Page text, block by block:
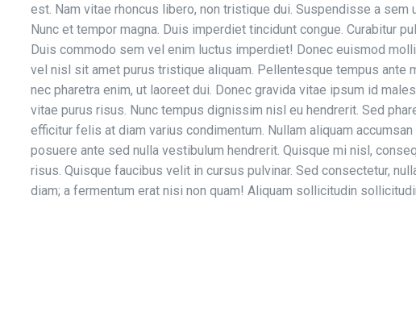
est. Nam vitae rhoncus libero, non tristique dui. Suspendisse a
Nunc et tempor magna. Duis imperdiet tincidunt congue. Curabitur
Duis commodo sem vel enim luctus imperdiet! Donec euismod
vel nisl sit amet purus tristique aliquam. Pellentesque tempus ante
nec pharetra enim, ut laoreet dui. Donec gravida vitae ipsum id
vitae purus risus. Nunc tempus dignissim nisl eu hendrerit. Sed
efficitur felis at diam varius condimentum. Nullam aliquam
posuere ante sed nulla vestibulum hendrerit. Quisque mi nisl,
risus. Quisque faucibus velit in cursus pulvinar. Sed consectetur,
diam; a fermentum erat nisi non quam! Aliquam sollicitudin